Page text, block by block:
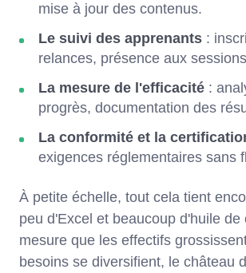
mise à jour des contenus.
Le suivi des apprenants :
relances, présence aux
La mesure de l'efficacité :
progrès, documentation des
La conformité et la
exigences réglementaires sans
À petite échelle, tout cela tient
peu d'Excel et beaucoup d'huile de
mesure que les effectifs
besoins se diversifient, le château